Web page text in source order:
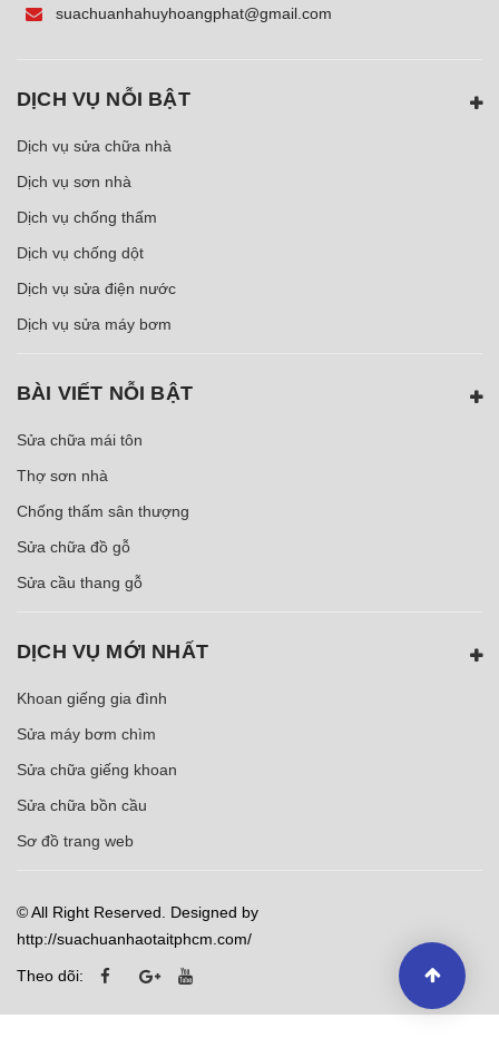
suachuanhahuyhoangphat@gmail.com
DỊCH VỤ NỖI BẬT
Dịch vụ sửa chữa nhà
Dịch vụ sơn nhà
Dịch vụ chống thấm
Dịch vụ chống dột
Dịch vụ sửa điện nước
Dịch vụ sửa máy bơm
BÀI VIẾT NỖI BẬT
Sửa chữa mái tôn
Thợ sơn nhà
Chống thấm sân thượng
Sửa chữa đồ gỗ
Sửa cầu thang gỗ
DỊCH VỤ MỚI NHẤT
Khoan giếng gia đình
Sửa máy bơm chìm
Sửa chữa giếng khoan
Sửa chữa bồn cầu
Sơ đồ trang web
© All Right Reserved. Designed by
http://suachuanhaotaitphcm.com/
Theo dõi: